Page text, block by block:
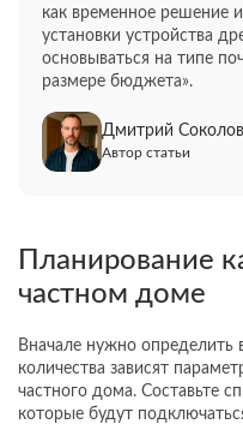
как временное решение
установки устройства
основываться на типе
размере бюджета».
Дмитрий Соколов
Автор статьи
Планирование
частном доме
Вначале нужно определить
количества зависят
частного дома. Составьте
которые будут